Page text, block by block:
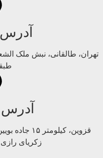
آدرس
قزوین،
زکریای رازی | 028-